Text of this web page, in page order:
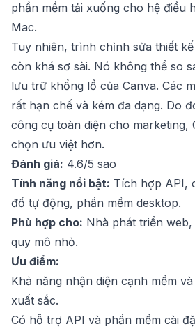
phần mềm tải xuống cho hệ điều
Mac.
Tuy nhiên, trình chỉnh sửa thiết
còn khá sơ sài. Nó không thể so
lưu trữ khổng lồ của Canva. Các
rất hạn chế và kém đa dạng. Do
công cụ toàn diện cho marketing,
chọn ưu việt hơn.
Đánh giá: 4.6/5 sao
Tính năng nổi bật: Tích hợp API,
đổ tự động, phần mềm desktop.
Phù hợp cho: Nhà phát triển
quy mô nhỏ.
Ưu điểm:
Khả năng nhận diện cạnh mềm
xuất sắc.
Có hỗ trợ API và phần mềm cài